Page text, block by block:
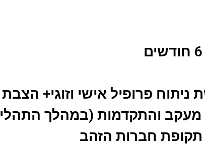
ניתוח פרופיל אישי וזוגי+
מעקב והתקדמות (במהלך
תקופת חברות הזהב